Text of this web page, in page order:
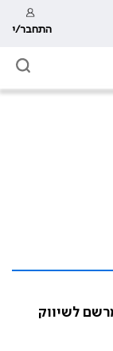
התחבר/י
לשיווק